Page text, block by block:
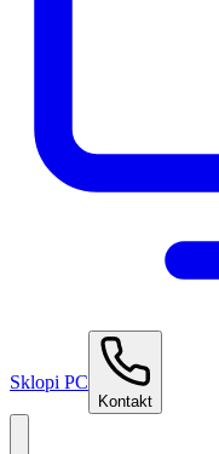
Sklopi PC
Kontakt